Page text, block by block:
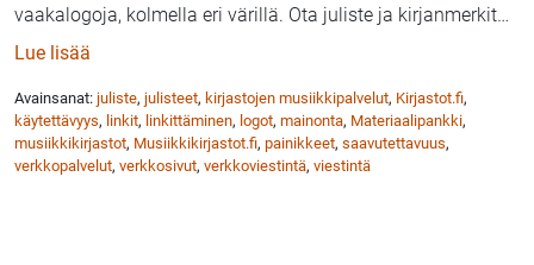
vaakalogoja, kolmella eri värillä. Ota juliste ja kirjanmerkit…
Lue lisää
Avainsanat: juliste, julisteet, kirjastojen musiikkipalvelut, Kirjastot.fi,
käytettävyys, linkit, linkittäminen, logot, mainonta, Materiaalipankki,
musiikkikirjastot, Musiikkikirjastot.fi, painikkeet, saavutettavuus,
verkkopalvelut, verkkosivut, verkkoviestintä, viestintä